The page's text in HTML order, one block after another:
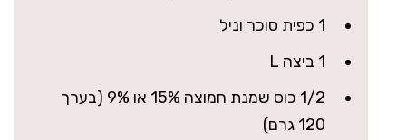
1 כפית סוכר וניל
1 ביצה L
1/2 כוס שמנת חמוצה 15% או 9% (בערך
120 גרם)